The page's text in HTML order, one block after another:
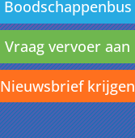
Boodschappenbus
Vraag vervoer aan
Nieuwsbrief krijgen